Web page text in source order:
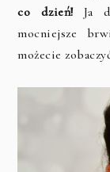
co dzień! Ja
mocniejsze
możecie